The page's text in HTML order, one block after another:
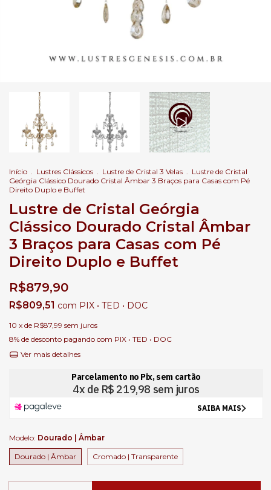
Início Lustres Clássicos Lustre de Cristal 3 Velas
Lustre de Cristal
Geórgia Clássico Dourado Cristal Âmbar 3 Braços para Casas com Pé
Direito Duplo e Buffet
Lustre de Cristal Geórgia
Clássico Dourado Cristal Âmbar
3 Braços para Casas com Pé
Direito Duplo e Buffet
R$879,90
R$809,51 com PIX • TED • DOC
10 x de R$87,99 sem juros
8% de desconto pagando com PIX • TED • DOC
Ver mais detalhes
Modelo: Dourado | Âmbar
Dourado | Âmbar Cromado | Transparente